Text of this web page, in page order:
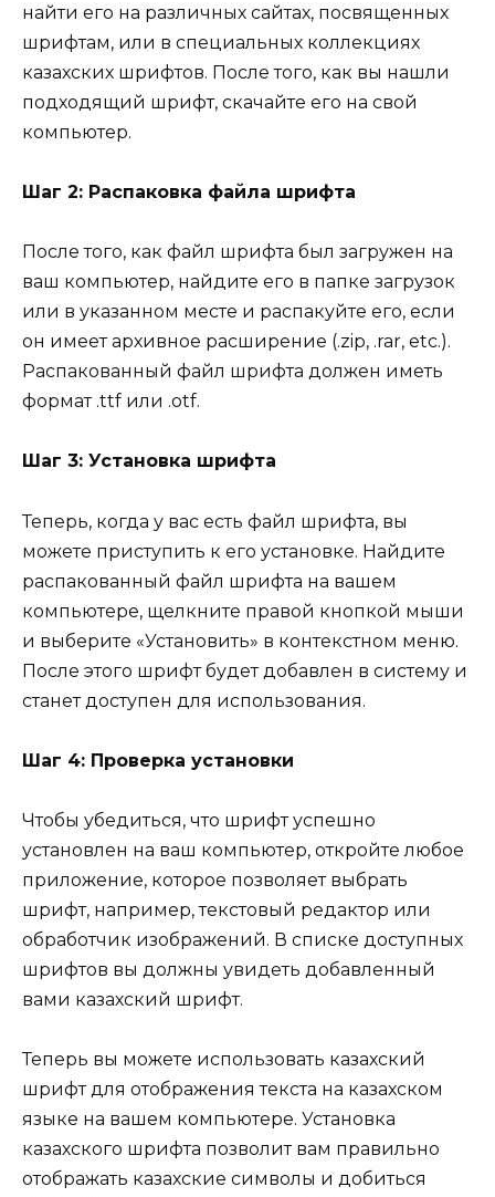
найти его на различных сайтах, посвященных
шрифтам, или в специальных коллекциях
казахских шрифтов. После того, как вы нашли
подходящий шрифт, скачайте его на свой
компьютер.
Шаг 2: Распаковка файла шрифта
После того, как файл шрифта был загружен на
ваш компьютер, найдите его в папке загрузок
или в указанном месте и распакуйте его, если
он имеет архивное расширение (.zip, .rar, etc.).
Распакованный файл шрифта должен иметь
формат .ttf или .otf.
Шаг 3: Установка шрифта
Теперь, когда у вас есть файл шрифта, вы
можете приступить к его установке. Найдите
распакованный файл шрифта на вашем
компьютере, щелкните правой кнопкой мыши
и выберите «Установить» в контекстном меню.
После этого шрифт будет добавлен в систему и
станет доступен для использования.
Шаг 4: Проверка установки
Чтобы убедиться, что шрифт успешно
установлен на ваш компьютер, откройте любое
приложение, которое позволяет выбрать
шрифт, например, текстовый редактор или
обработчик изображений. В списке доступных
шрифтов вы должны увидеть добавленный
вами казахский шрифт.
Теперь вы можете использовать казахский
шрифт для отображения текста на казахском
языке на вашем компьютере. Установка
казахского шрифта позволит вам правильно
отображать казахские символы и добиться